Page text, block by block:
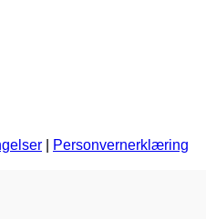
Personvernerklæring